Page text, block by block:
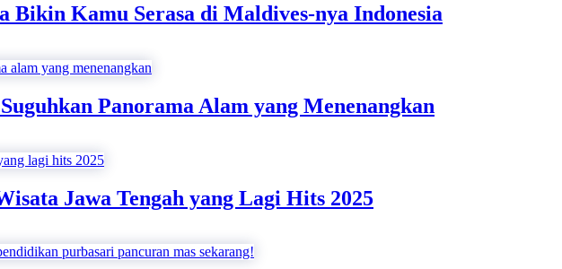
Bikin Kamu Serasa di Maldives-nya Indonesia
Panorama Alam yang Menenangkan
Jawa Tengah yang Lagi Hits 2025